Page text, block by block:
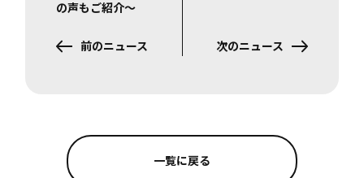
の声もご紹介〜
前のニュース 次のニュース
一覧に戻る